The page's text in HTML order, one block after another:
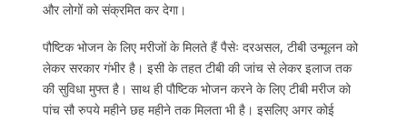
और लोगों को संक्रमित कर देगा।
पौष्टिक भोजन के लिए मरीजों के मिलते हैं पैसेः दरअसल, टीबी उन्मूलन को
लेकर सरकार गंभीर है। इसी के तहत टीबी की जांच से लेकर इलाज तक
की सुविधा मुफ्त है। साथ ही पौष्टिक भोजन करने के लिए टीबी मरीज को
पांच सौ रुपये महीने छह महीने तक मिलता भी है। इसलिए अगर कोई